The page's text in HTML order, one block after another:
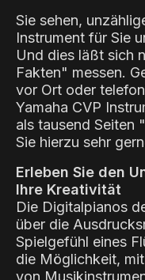
Sie sehen,
Instrument für Sie
Und dies läßt sich
Fakten" messen.
vor Ort oder
Yamaha CVP
als tausend Seiten
Sie hierzu sehr
Erleben Sie den
Ihre Kreativität
Die Digitalpianos
über die
Spielgefühl eines
die Möglichkeit,
von